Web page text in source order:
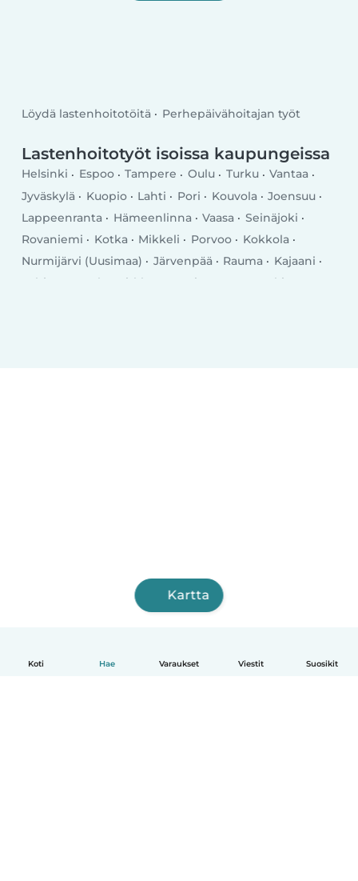
Koti Hae Varaukset Viestit Suosikit
Löydä lastenhoitotöitä Perhepäivähoitajan työt
Lastenhoitotyöt isoissa kaupungeissa
Helsinki Espoo Tampere Oulu Turku
Vantaa
Jyväskylä
Kuopio Lahti Pori Kouvola
Joensuu
Lappeenranta
Hämeenlinna Vaasa
Seinäjoki
Rovaniemi
Kotka Mikkeli Porvoo
Kokkola
Nurmijärvi (Uusimaa)
Järvenpää Rauma
Kajaani
Lohja
Tuusula Kirkkonummi
Nokia
Kartta